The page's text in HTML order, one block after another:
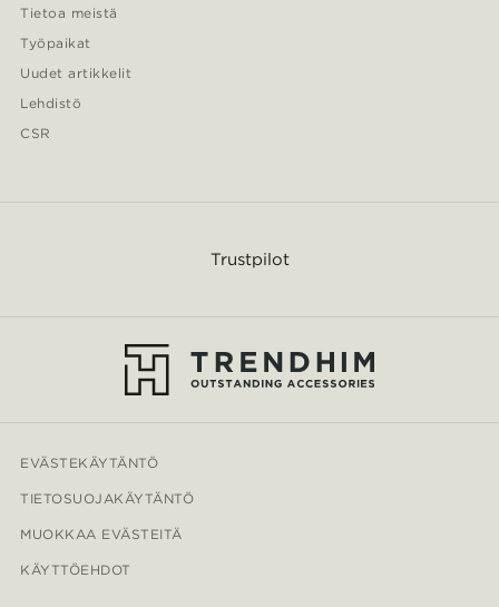
Tietoa meistä
Työpaikat
Uudet artikkelit
Lehdistö
CSR
Trustpilot
EVÄSTEKÄYTÄNTÖ
TIETOSUOJAKÄYTÄNTÖ
MUOKKAA EVÄSTEITÄ
KÄYTTÖEHDOT